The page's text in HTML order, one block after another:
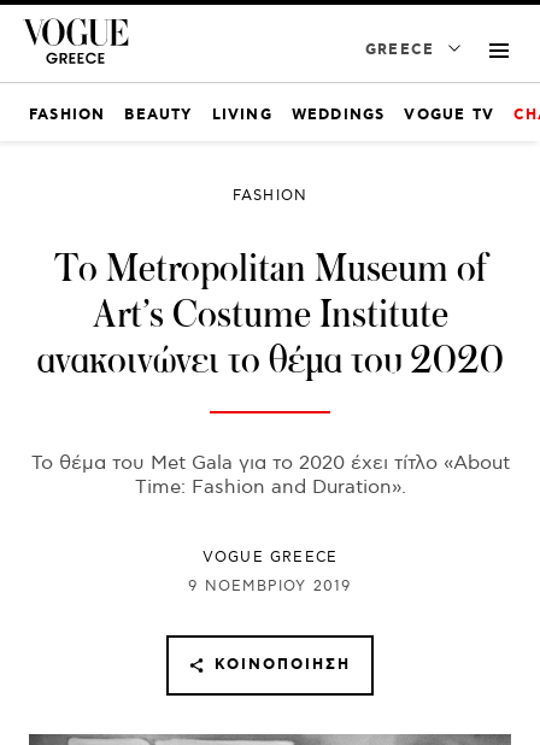
GREECE
FASHION BEAUTY LIVING WEDDINGS VOGUE TV
FASHION
To Metropolitan Museum of
Art’s Costume Institute
ανακοινώνει το θέμα του 2020
Το θέμα του Met Gala για το 2020 έχει τίτλο «About
Time: Fashion and Duration».
VOGUE GREECE
9 ΝΟΕΜΒΡΊΟΥ 2019
ΚΟΙΝΟΠΟΊΗΣΗ